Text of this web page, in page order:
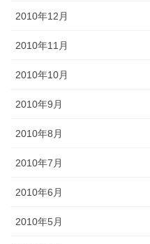
2010年12月
2010年11月
2010年10月
2010年9月
2010年8月
2010年7月
2010年6月
2010年5月